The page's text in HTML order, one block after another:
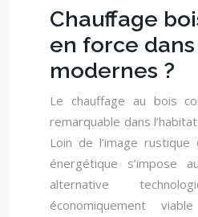
Chauffage
en force
modernes ?
Le chauffage au bois
remarquable dans
Loin de l’image rustique
énergétique s’impose
alternative
économiquement